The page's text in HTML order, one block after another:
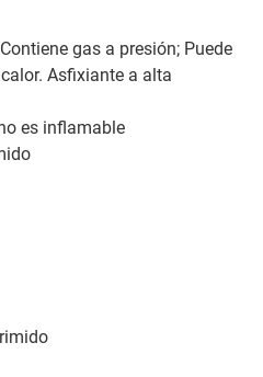
gas a presión; Puede
Asfixiante a alta
es inflamable